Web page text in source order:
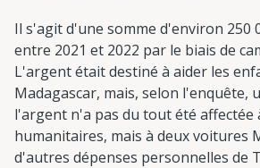
Il s'agit d'une somme d'environ 250
entre 2021 et 2022 par le biais de
L'argent était destiné à aider les
Madagascar, mais, selon l'enquête,
l'argent n'a pas du tout été affectée
humanitaires, mais à deux voitures
d'autres dépenses personnelles de